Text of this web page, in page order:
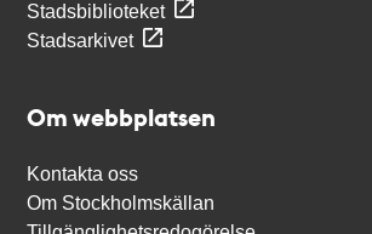
Stadsbiblioteket
Stadsarkivet
Om webbplatsen
Kontakta oss
Om Stockholmskällan